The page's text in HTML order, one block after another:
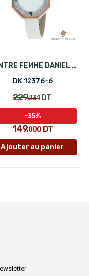
MONTRE FEMME DANIEL KLEIN DK 12376-6
DK 12376-6
229,231DT
149,000 DT
-35%
Ajouter au panier